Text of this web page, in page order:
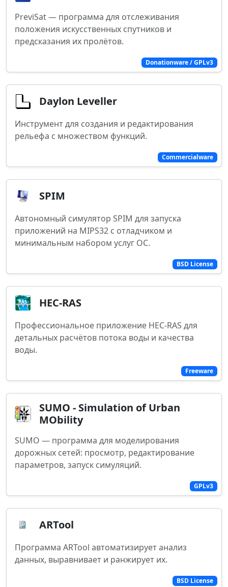
Donationware / GPLv3
PreviSat — программа для отслеживания
положения искусственных спутников и
предсказания их пролётов.
Commercialware
Daylon Leveller
Инструмент для создания и редактирования
рельефа с множеством функций.
BSD License
SPIM
Автономный симулятор SPIM для запуска
приложений на MIPS32 с отладчиком и
минимальным набором услуг ОС.
Freeware
HEC-RAS
Профессиональное приложение HEC-RAS для
детальных расчётов потока воды и качества
воды.
GPLv3
SUMO - Simulation of Urban
MObility
SUMO — программа для моделирования
дорожных сетей: просмотр, редактирование
параметров, запуск симуляций.
BSD License
ARTool
Программа ARTool автоматизирует анализ
данных, выравнивает и ранжирует их.